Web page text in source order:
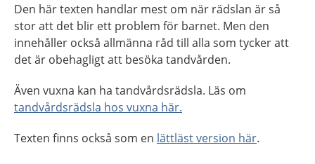
Den här texten handlar mest om när rädslan är så
stor att det blir ett problem för barnet. Men den
innehåller också allmänna råd till alla som tycker att
det är obehagligt att besöka tandvården.
Även vuxna kan ha tandvårdsrädsla. Läs om
tandvårdsrädsla hos vuxna här.
Texten finns också som en lättläst version här.